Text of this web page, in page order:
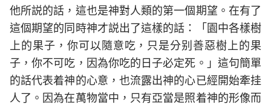
他所説的話，這也是神對人類的第一個期望。在有了
這個期望的同時神才説出了這樣的話：「園中各樣樹
上的果子，你可以隨意吃，只是分别善惡樹上的果
子，你不可吃，因為你吃的日子必定死。」這句簡單
的話代表着神的心意，也流露出神的心已經開始牽挂
人了。因為在萬物當中，只有亞當是照着神的形像而